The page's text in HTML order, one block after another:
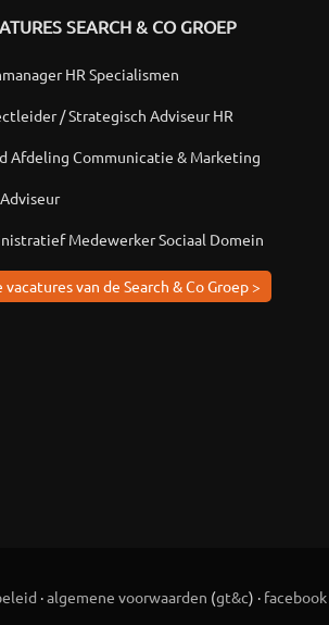
SEARCH & CO GROEP
HR Specialismen
/ Strategisch Adviseur HR
Afdeling Communicatie & Marketing
Medewerker Sociaal Domein
vacatures van de Search & Co Groep >
·algemene voorwaarden (gt&c) · facebook